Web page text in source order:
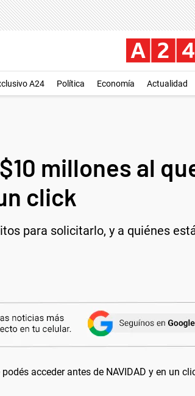
A24 Política Economía Actualidad
$10 millones al
click
para solicitarlo, y a quiénes